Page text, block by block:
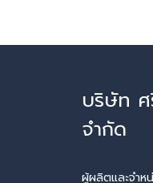
บริษัท ศ
จำกัด
ผู้ผลิตและจำห